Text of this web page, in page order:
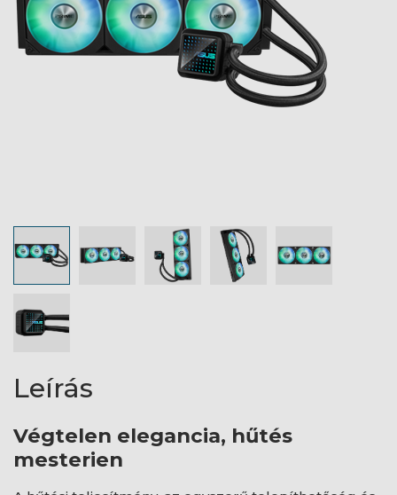
Leírás
Végtelen elegancia, hűtés
mesterien